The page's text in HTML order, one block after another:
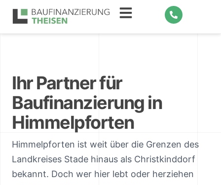
Ihr Partner für
Baufinanzierung in
Himmelpforten
Himmelpforten ist weit über die Grenzen des
Landkreises Stade hinaus als Christkinddorf
bekannt. Doch wer hier lebt oder herziehen